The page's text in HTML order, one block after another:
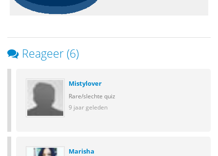
Reageer (6)
Mistylover
Rare/slechte quiz
9 jaar geleden
Marisha